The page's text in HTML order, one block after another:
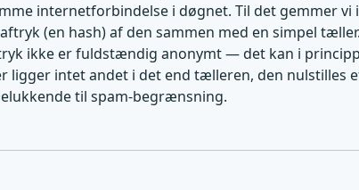
internetforbindelse i døgnet. Til det gemmer vi
(en hash) af den sammen med en simpel
ikke er fuldstændig anonymt — det kan i
ligger intet andet i det end tælleren, den nulstilles
til spam-begrænsning.